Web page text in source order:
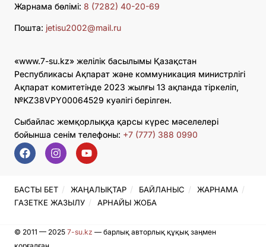
Жарнама бөлімі: 8 (7282) 40-20-69
Пошта: jetisu2002@mail.ru
«www.7-su.kz» желілік басылымы Қазақстан
Республикасы Ақпарат және коммуникация министрлігі
Ақпарат комитетінде 2023 жылғы 13 ақпанда тіркеліп,
№KZ38VPY00064529 куәлігі берілген.
Сыбайлас жемқорлыққа қарсы күрес мәселелері
бойынша сенім телефоны: +7 (777) 388 0990
БАСТЫ БЕТ ЖАҢАЛЫҚТАР БАЙЛАНЫС
ЖАРНАМА
ГАЗЕТКЕ ЖАЗЫЛУ
АРНАЙЫ ЖОБА
© 2011 — 2025 7-su.kz — барлық авторлық құқық заңмен